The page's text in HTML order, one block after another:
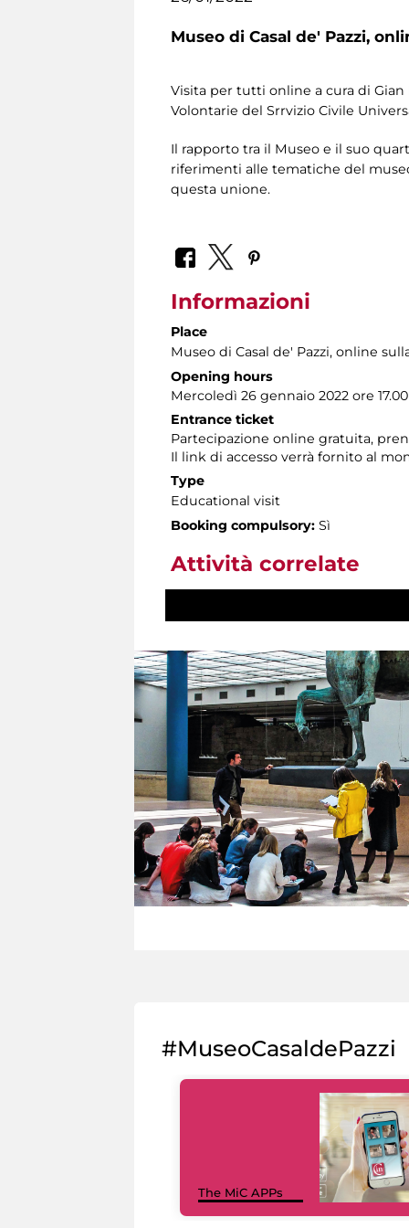
Museo di Casal de' Pazzi,
Visita per tutti online a cura di Gian
Volontarie del Srrvizio Civile
Il rapporto tra il Museo e il suo
riferimenti alle tematiche del
questa unione.
Informazioni
Place
Museo di Casal de' Pazzi, online
Opening hours
Mercoledì 26 gennaio 2022 ore 17.00
Entrance ticket
Partecipazione online gratuita,
Il link di accesso verrà fornito al
Type
Educational visit
Booking compulsory: Sì
Attività correlate
#MuseoCasaldePazzi
The MiC APPs